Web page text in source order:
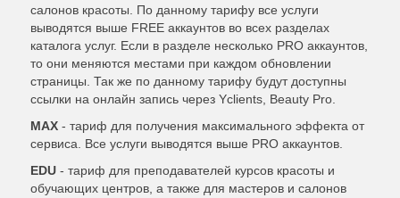
салонов красоты. По данному тарифу все услуги
выводятся выше FREE аккаунтов во всех разделах
каталога услуг. Если в разделе несколько PRO аккаунтов,
то они меняются местами при каждом обновлении
страницы. Так же по данному тарифу будут доступны
ссылки на онлайн запись через Yclients, Beauty Pro.
MAX - тариф для получения максимального эффекта от
сервиса. Все услуги выводятся выше PRO аккаунтов.
EDU - тариф для преподавателей курсов красоты и
обучающих центров, а также для мастеров и салонов